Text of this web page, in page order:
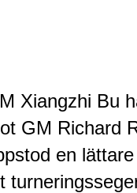
Xiangzhi Bu
GM Richard
en